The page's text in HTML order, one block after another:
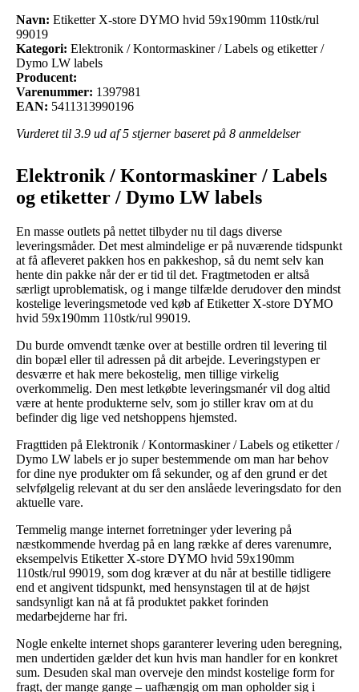
Navn: Etiketter X-store DYMO hvid 59x190mm 110stk/rul
99019
Kategori: Elektronik / Kontormaskiner / Labels og etiketter /
Dymo LW labels
Producent:
Varenummer: 1397981
EAN: 5411313990196
Vurderet til 3.9 ud af 5 stjerner baseret på 8 anmeldelser
Elektronik / Kontormaskiner / Labels
og etiketter / Dymo LW labels
En masse outlets på nettet tilbyder nu til dags diverse
leveringsmåder. Det mest almindelige er på nuværende tidspunkt
at få afleveret pakken hos en pakkeshop, så du nemt selv kan
hente din pakke når der er tid til det. Fragtmetoden er altså
særligt uproblematisk, og i mange tilfælde derudover den mindst
kostelige leveringsmetode ved køb af Etiketter X-store DYMO
hvid 59x190mm 110stk/rul 99019.
Du burde omvendt tænke over at bestille ordren til levering til
din bopæl eller til adressen på dit arbejde. Leveringstypen er
desværre et hak mere bekostelig, men tillige virkelig
overkommelig. Den mest letkøbte leveringsmanér vil dog altid
være at hente produkterne selv, som jo stiller krav om at du
befinder dig lige ved netshoppens hjemsted.
Fragttiden på Elektronik / Kontormaskiner / Labels og etiketter /
Dymo LW labels er jo super bestemmende om man har behov
for dine nye produkter om få sekunder, og af den grund er det
selvfølgelig relevant at du ser den anslåede leveringsdato for den
aktuelle vare.
Temmelig mange internet forretninger yder levering på
næstkommende hverdag på en lang række af deres varenumre,
eksempelvis Etiketter X-store DYMO hvid 59x190mm
110stk/rul 99019, som dog kræver at du når at bestille tidligere
end et angivent tidspunkt, med hensynstagen til at de højst
sandsynligt kan nå at få produktet pakket forinden
medarbejderne har fri.
Nogle enkelte internet shops garanterer levering uden beregning,
men undertiden gælder det kun hvis man handler for en konkret
sum. Desuden skal man overveje den mindst kostelige form for
fragt, der mange gange – uafhængig om man opholder sig i